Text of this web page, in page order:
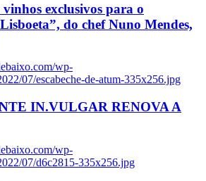
exclusivos para o
do chef Nuno Mendes,
wp-
07/escabeche-de-atum-335x256.jpg
IN.VULGAR RENOVA A
wp-
07/d6c2815-335x256.jpg